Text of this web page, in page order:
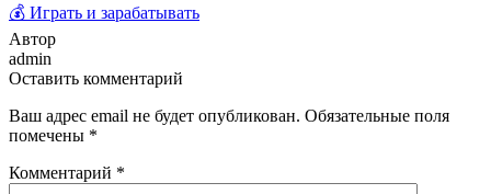
💰 Играть и зарабатывать
Автор
admin
Оставить комментарий
Ваш адрес email не будет опубликован. Обязательные поля
помечены *
Комментарий *